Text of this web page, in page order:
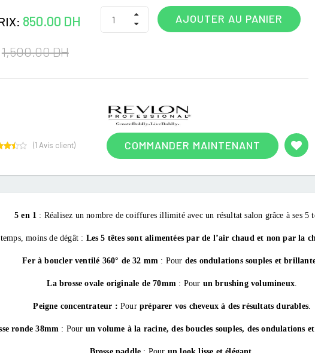
850.00 DH
1,500.00 DH
AJOUTER AU PANIER
COMMANDER MAINTENANT
of
(1 Avis client)
5 en 1 : Réalisez un nombre de coiffures illimité avec un résultat salon grâce à ses 5
moins de dégât : Les 5 têtes sont alimentées par de l’air chaud et non par la
Fer à boucler ventilé 360° de 32 mm : Pour des ondulations souples et
La brosse ovale originale de 70mm: Pour un brushing volumineux.
Peigne concentrateur : Pour préparer vos cheveux à des résultats durables.
ronde 38mm : Pour un volume à la racine, des boucles souples, des ondulations et